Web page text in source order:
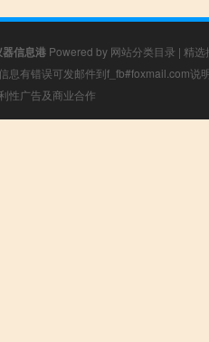
器信息港 Powered by 网站分类目录 | 精选
息有错误可发邮件到f_fb#foxmail.com说
性广告及商业合作